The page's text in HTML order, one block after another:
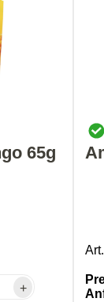
65g
+